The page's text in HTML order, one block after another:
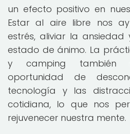
un efecto positivo en
Estar al aire libre nos
estrés, aliviar la ansiedad
estado de ánimo. La
y camping también
oportunidad de
tecnología y las
cotidiana, lo que nos
rejuvenecer nuestra mente.